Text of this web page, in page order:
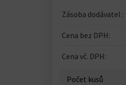
Zásoba dodávatel :
Cena bez DPH:
Cena vč. DPH:
Počet kusů